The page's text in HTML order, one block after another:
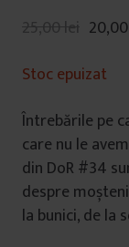
25,00lei 20,00
Stoc epuizat
Întrebările pe
care nu le
din DoR #34
despre
la bunici, de la